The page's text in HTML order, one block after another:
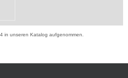
in unseren Katalog aufgenommen.